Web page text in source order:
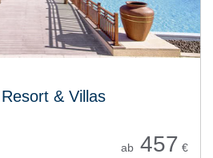
& Villas
ab 457 €